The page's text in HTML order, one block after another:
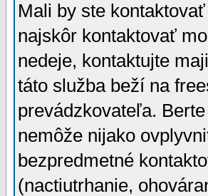
Mali by ste
najskôr kontaktovať
nedeje, kontaktujte
táto služba beží na
prevádzkovateľa.
nemôže nijako
bezpredmetné
(nactiutrhanie,